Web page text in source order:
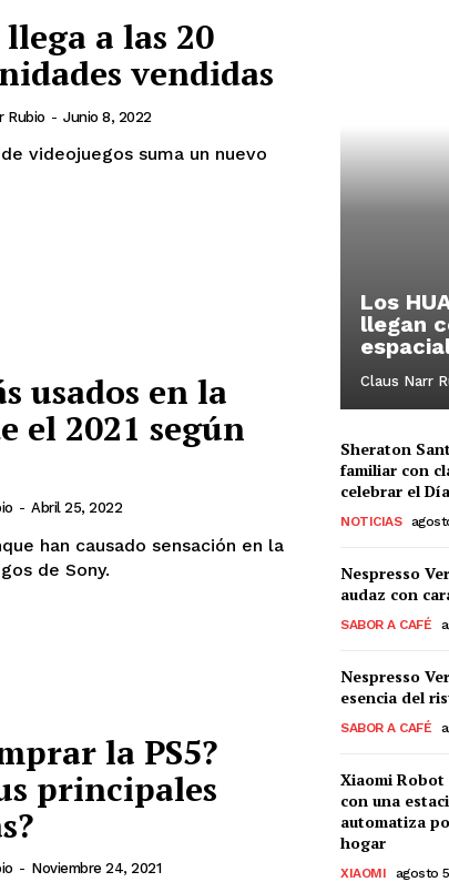
a las 20
vendidas
Rubio - Junio 8, 2022
videojuegos suma un nuevo
usados en la
el 2021 según
- Abril 25, 2022
han causado sensación en la
de Sony.
la PS5?
principales
- Noviembre 24, 2021
Los
llegan
Claus Narr
Sheraton
familiar con
celebrar el
NOTICIAS
Nespresso
audaz con
SABOR A CAFÉ
Nespresso
esencia del
SABOR A CAFÉ
Xiaomi Robot
con una
automatiza
hogar
XIAOMI agosto